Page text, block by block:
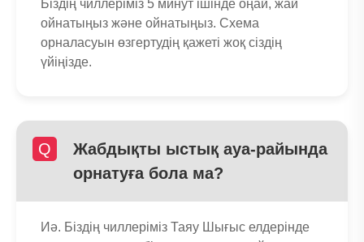
Біздің чиллеріміз 5 минут ішінде оңай, жай
ойнатыңыз және ойнатыңыз. Схема
орналасуын өзгертудің қажеті жоқ сіздің
үйіңізде.
Q
Жабдықты ыстық ауа-райында
орнатуға бола ма?
Иә. Біздің чиллеріміз Таяу Шығыс елдерінде